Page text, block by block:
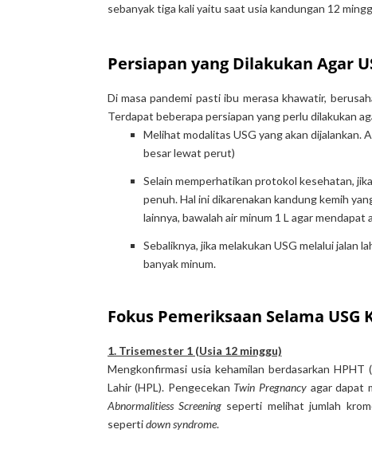
sebanyak tiga kali yaitu saat usia kandungan 12
Persiapan yang Dilakukan Agar
Di masa pandemi pasti ibu merasa khawatir,
Terdapat beberapa persiapan yang perlu dilakukan
Melihat modalitas USG yang akan dijalankan.
besar lewat perut)
Selain memperhatikan protokol kesehatan,
penuh. Hal ini dikarenakan kandung kemih
lainnya, bawalah air minum 1 L agar mendapat
Sebaliknya, jika melakukan USG melalui jalan
banyak minum.
Fokus Pemeriksaan Selama USG
1. Trisemester 1 (Usia 12 minggu)
Mengkonfirmasi usia kehamilan berdasarkan
Lahir (HPL). Pengecekan Twin Pregnancy agar dapat
Abnormalitiess Screeningseperti melihat jumlah
sepertidown syndrome.